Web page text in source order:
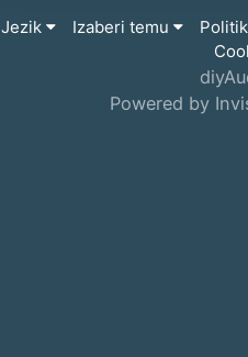
Jezik Izaberi temu
Powered by